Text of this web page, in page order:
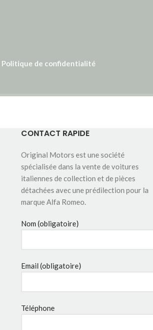
Politique de confidentialité
CONTACT RAPIDE
Original Motors est une société
spécialisée dans la vente de voitures
italiennes de collection et de pièces
détachées avec une prédilection pour la
marque Alfa Romeo.
Nom (obligatoire)
Email (obligatoire)
Téléphone